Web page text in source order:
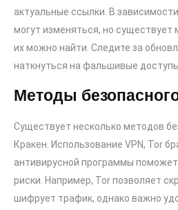
актуальные ссылки. В
могут изменяться, но существует
их можно найти. Следите за
наткнуться на фальшивые
Методы
Существует несколько методов
Кракен. Использование VPN, Tor
антивирусной программы
риски. Например, Tor позволяет
шифрует трафик, однако важно